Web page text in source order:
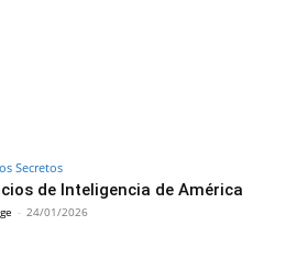
Secretos
de Inteligencia de América
- 24/01/2026